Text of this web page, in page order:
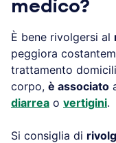
medico?
È bene rivolgersi al
peggiora
trattamento
corpo, è associato
diarrea o vertigini.
Si consiglia di